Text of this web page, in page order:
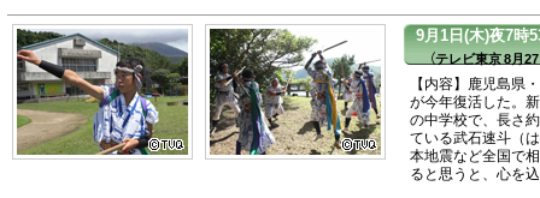
9月1日(木)夜7時
（テレビ東京 8月
【内容】鹿児島県
が今年復活した。
の中学校で、長さ
ている武石速斗（
本地震など全国で
ると思うと、心を